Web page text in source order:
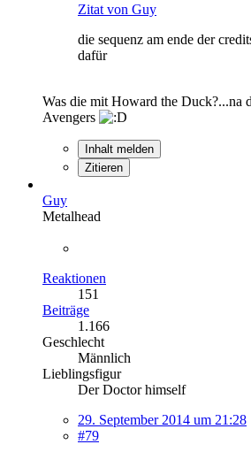
Zitat von Guy
die sequenz am ende der
dafür
Was die mit Howard the Duck?...na
Avengers
Inhalt melden
Zitieren
Guy
Metalhead
Reaktionen
151
Beiträge
1.166
Geschlecht
Männlich
Lieblingsfigur
Der Doctor himself
29. September 2014 um 21:28
#79